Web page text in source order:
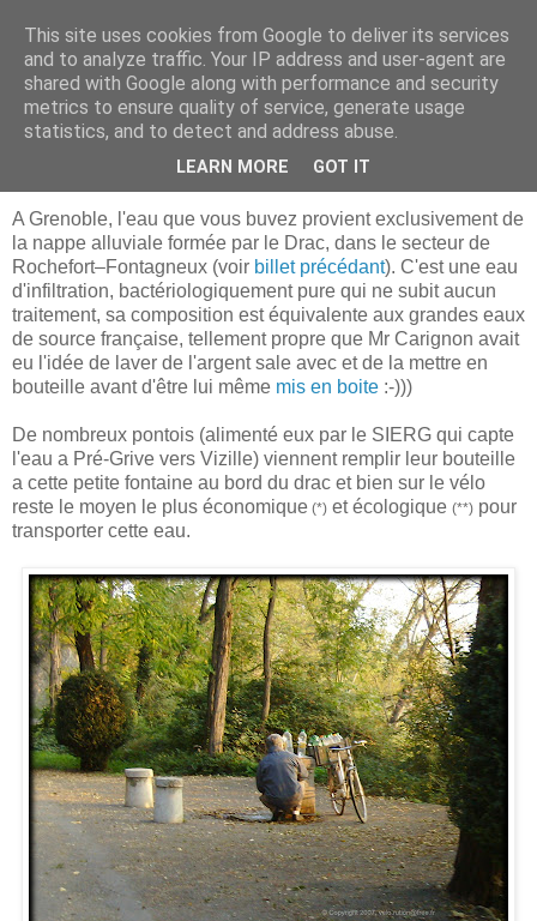
Bougez Autrement
lundi 29 octobre 2007
Km 14.8 - Vel'eau
A Grenoble, l'eau que vous buvez provient exclusivement de
la nappe alluviale formée par le Drac, dans le secteur de
Rochefort–Fontagneux (voir billet précédant). C'est une eau
d'infiltration, bactériologiquement pure qui ne subit aucun
traitement, sa composition est équivalente aux grandes eaux
de source française, tellement propre que Mr Carignon avait
eu l'idée de laver de l'argent sale avec et de la mettre en
bouteille avant d'être lui même mis en boite :-)))
De nombreux pontois (alimenté eux par le SIERG qui capte
l'eau a Pré-Grive vers Vizille) viennent remplir leur bouteille
a cette petite fontaine au bord du drac et bien sur le vélo
reste le moyen le plus économique (*) et écologique (**) pour
transporter cette eau.
This site uses cookies from Google to deliver its services
and to analyze traffic. Your IP address and user-agent are
shared with Google along with performance and security
metrics to ensure quality of service, generate usage
statistics, and to detect and address abuse.
LEARN MORE GOT IT